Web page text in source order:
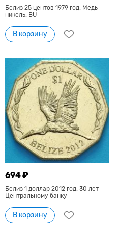
Белиз 25 центов 1979 год. Медь-
никель. BU
В корзину
694 ₽
Белиз 1 доллар 2012 год. 30 лет
Центральному банку
В корзину